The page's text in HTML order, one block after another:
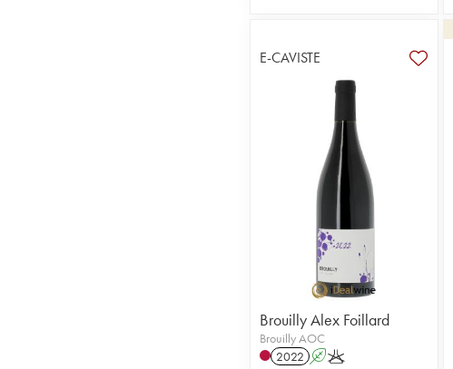
E-CAVISTE
Brouilly Alex Foillard
Brouilly AOC
2022 AK